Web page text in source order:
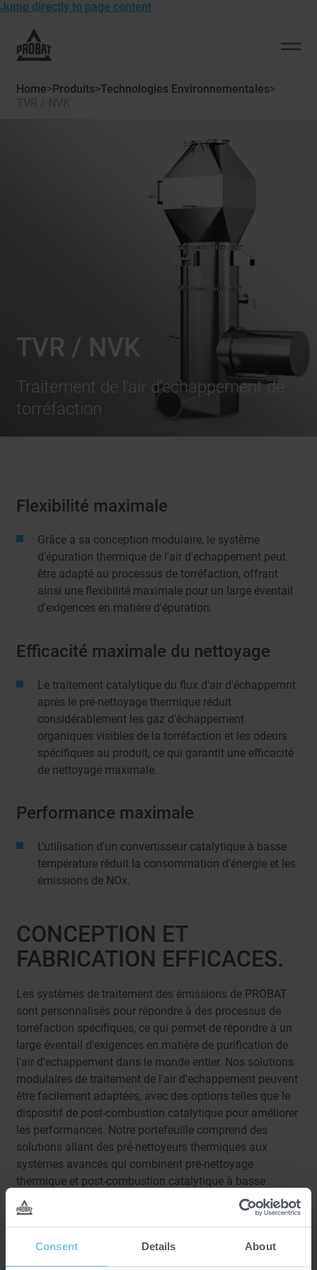
Consent Details About
Jump directly to page content
homepage
Probat
Home>Produits>Technologies Environnementales>
TVR / NVK
Traitement de l'air d'echappement de
torréfaction
Flexibilité maximale
Grâce à sa conception modulaire, le système
d'épuration thermique de l'air d'echappement peut
être adapté au processus de torréfaction, offrant
ainsi une flexibilité maximale pour un large éventail
d'exigences en matière d'épuration.
Efficacité maximale du nettoyage
Le traitement catalytique du flux d'air d'échappemnt
après le pré-nettoyage thermique réduit
considérablement les gaz d'échappement
organiques visibles de la torréfaction et les odeurs
spécifiques au produit, ce qui garantit une efficacité
de nettoyage maximale.
Performance maximale
L'utilisation d'un convertisseur catalytique à basse
température réduit la consommation d'énergie et les
émissions de NOx.
CONCEPTION ET
FABRICATION EFFICACES.
Les systèmes de traitement des émissions de PROBAT
sont personnalisés pour répondre à des processus de
torréfaction spécifiques, ce qui permet de répondre à un
large éventail d'exigences en matière de purification de
l'air d'echappement dans le monde entier. Nos solutions
modulaires de traitement de l'air d'echappement peuvent
être facilement adaptées, avec des options telles que le
dispositif de post-combustion catalytique pour améliorer
les performances. Notre portefeuille comprend des
solutions allant des pré-nettoyeurs thermiques aux
systèmes avancés qui combinent pré-nettoyage
thermique et post-combustion catalytique à basse
température.
Dans notre pré-nettoyeur thermique (TVR), l'air de
torréfaction est chauffé à environ 450°C à l'aide d'un
brûleur à air pulsé supplémentaire. À ces températures